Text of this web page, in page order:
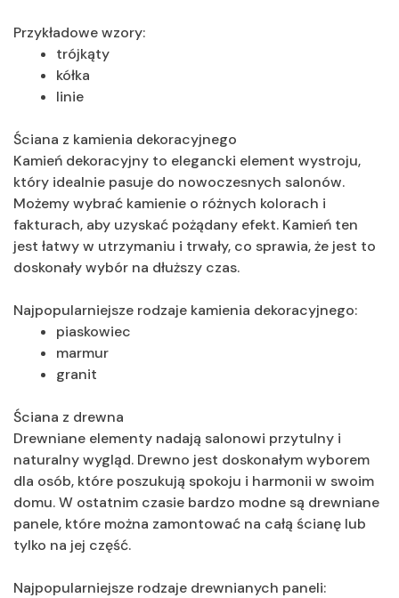
Przykładowe wzory:
trójkąty
kółka
linie
Ściana z kamienia dekoracyjnego
Kamień dekoracyjny to elegancki element wystroju,
który idealnie pasuje do nowoczesnych salonów.
Możemy wybrać kamienie o różnych kolorach i
fakturach, aby uzyskać pożądany efekt. Kamień ten
jest łatwy w utrzymaniu i trwały, co sprawia, że jest to
doskonały wybór na dłuższy czas.
Najpopularniejsze rodzaje kamienia dekoracyjnego:
piaskowiec
marmur
granit
Ściana z drewna
Drewniane elementy nadają salonowi przytulny i
naturalny wygląd. Drewno jest doskonałym wyborem
dla osób, które poszukują spokoju i harmonii w swoim
domu. W ostatnim czasie bardzo modne są drewniane
panele, które można zamontować na całą ścianę lub
tylko na jej część.
Najpopularniejsze rodzaje drewnianych paneli: